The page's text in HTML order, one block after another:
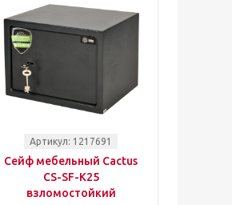
Артикул: 1217691
Сейф мебельный Cactus
CS-SF-K25
взломостойкий